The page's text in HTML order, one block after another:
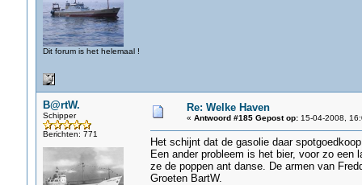
Dit forum is het helemaal !
B@rtW.
Schipper
Berichten: 771
Re: Welke Haven
« Antwoord #185 Gepost op:15-04-2008,
Het schijnt dat de gasolie daar
Een ander probleem is het bier, voor zo
ze de poppen ant danse. De armen van
Groeten BartW.